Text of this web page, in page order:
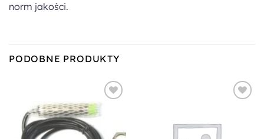
norm jakości.
PODOBNE PRODUKTY
Dodaj do
ulubionych